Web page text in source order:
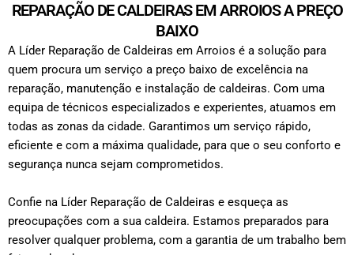
REPARAÇÃO DE CALDEIRAS EM ARROIOS A PREÇO
BAIXO
A Líder Reparação de Caldeiras em Arroios é a solução para
quem procura um serviço a preço baixo de excelência na
reparação, manutenção e instalação de caldeiras. Com uma
equipa de técnicos especializados e experientes, atuamos em
todas as zonas da cidade. Garantimos um serviço rápido,
eficiente e com a máxima qualidade, para que o seu conforto e
segurança nunca sejam comprometidos.
Confie na Líder Reparação de Caldeiras e esqueça as
preocupações com a sua caldeira. Estamos preparados para
resolver qualquer problema, com a garantia de um trabalho bem